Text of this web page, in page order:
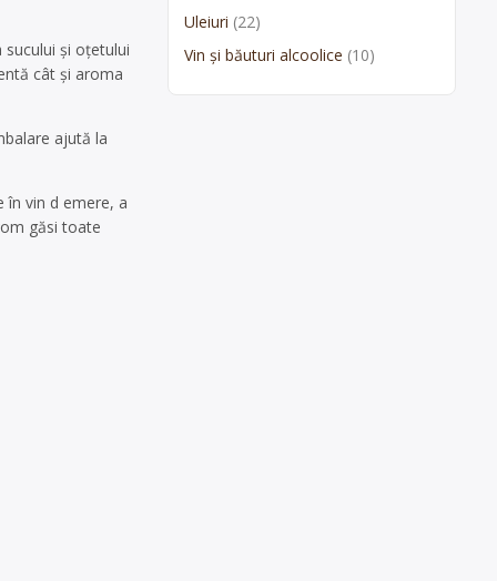
și oțetului
cât și aroma
ajută la
în vin d emere, a
găsi toate
Uleiuri (22)
Vin și băuturi alcoolice (10)